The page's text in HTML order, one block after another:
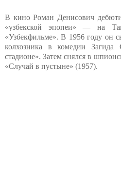
В кино Роман Денисович
«узбекской эпопеи» — на
«Узбекфильме». В 1956 году он
колхозника в комедии Загида
стадионе». Затем снялся в
«Случай в пустыне» (1957).